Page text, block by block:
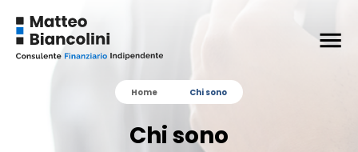
Home Chi sono
Chi sono